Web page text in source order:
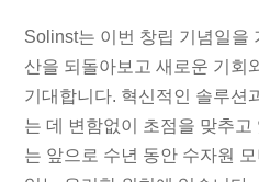
Solinst는 이번 창립 기념일을
산을 되돌아보고 새로운 기회
기대합니다. 혁신적인 솔루션
는 데 변함없이 초점을 맞추
는 앞으로 수년 동안 수자원